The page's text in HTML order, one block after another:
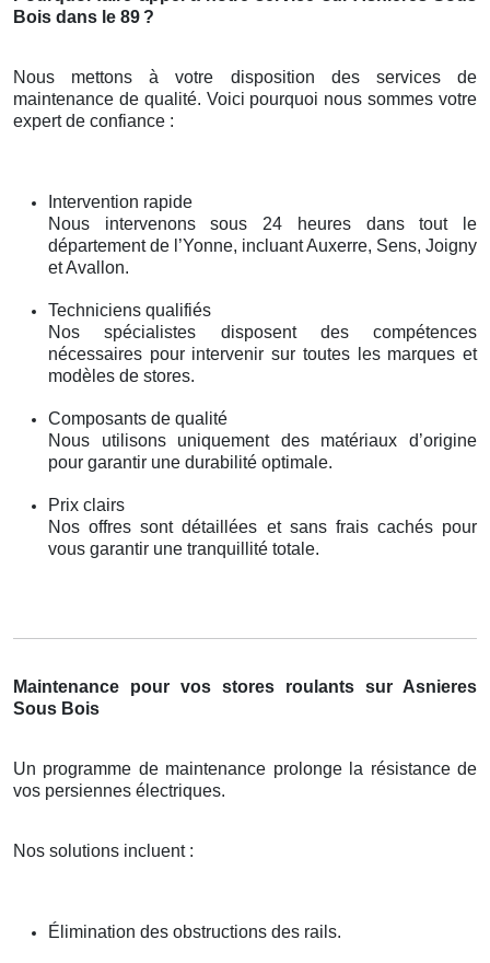
Bois dans le 89 ?
Nous mettons à votre disposition des services de
maintenance de qualité. Voici pourquoi nous sommes votre
expert de confiance :
Intervention rapide
Nous intervenons sous 24 heures dans tout le
département de l’Yonne, incluant Auxerre, Sens, Joigny
et Avallon.
Techniciens qualifiés
Nos spécialistes disposent des compétences
nécessaires pour intervenir sur toutes les marques et
modèles de stores.
Composants de qualité
Nous utilisons uniquement des matériaux d’origine
pour garantir une durabilité optimale.
Prix clairs
Nos offres sont détaillées et sans frais cachés pour
vous garantir une tranquillité totale.
Maintenance pour vos stores roulants sur Asnieres
Sous Bois
Un programme de maintenance prolonge la résistance de
vos persiennes électriques.
Nos solutions incluent :
Élimination des obstructions des rails.